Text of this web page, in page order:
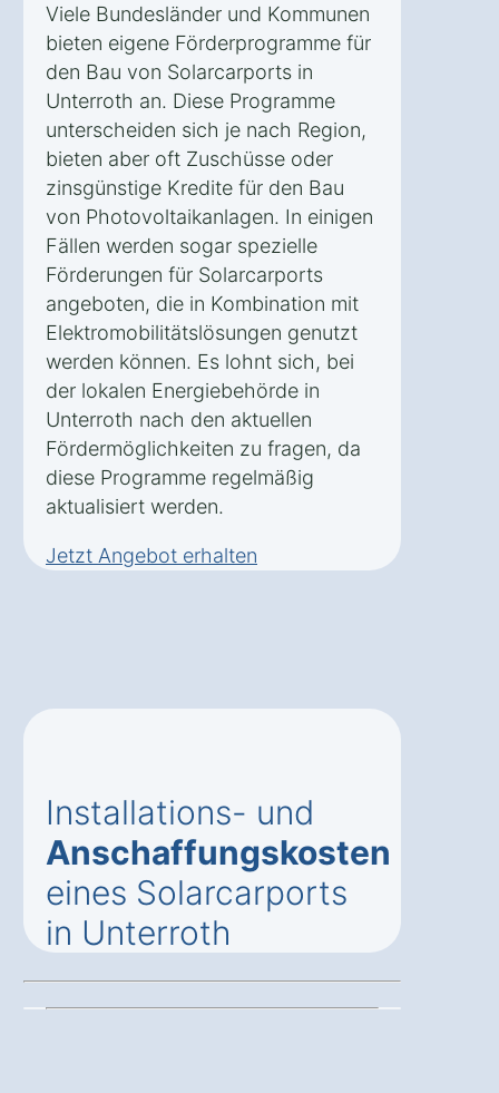
Viele Bundesländer und Kommunen
bieten eigene Förderprogramme für
den Bau von Solarcarports in
Unterroth an. Diese Programme
unterscheiden sich je nach Region,
bieten aber oft Zuschüsse oder
zinsgünstige Kredite für den Bau
von Photovoltaikanlagen. In einigen
Fällen werden sogar spezielle
Förderungen für Solarcarports
angeboten, die in Kombination mit
Elektromobilitätslösungen genutzt
werden können. Es lohnt sich, bei
der lokalen Energiebehörde in
Unterroth nach den aktuellen
Fördermöglichkeiten zu fragen, da
diese Programme regelmäßig
aktualisiert werden.
Jetzt Angebot erhalten
Installations- und
Anschaffungskosten
eines Solarcarports
in Unterroth